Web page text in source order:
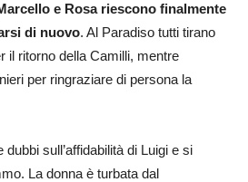
e Rosa riescono finalmente
di nuovo. Al Paradiso tutti tirano
il ritorno della Camilli, mentre
per ringraziare di persona la
sull’affidabilità di Luigi e si
La donna è turbata dal